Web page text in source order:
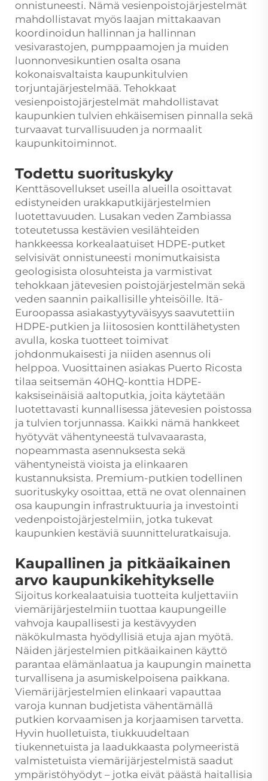
onnistuneesti. Nämä vesienpoistojärjestelmät
mahdollistavat myös laajan mittakaavan
koordinoidun hallinnan ja hallinnan
vesivarastojen, pumppaamojen ja muiden
luonnonvesikuntien osalta osana
kokonaisvaltaista kaupunkitulvien
torjuntajärjestelmää. Tehokkaat
vesienpoistojärjestelmät mahdollistavat
kaupunkien tulvien ehkäisemisen pinnalla sekä
turvaavat turvallisuuden ja normaalit
kaupunkitoiminnot.
Todettu suorituskyky
Kenttäsovellukset useilla alueilla osoittavat
edistyneiden urakkaputkijärjestelmien
luotettavuuden. Lusakan veden Zambiassa
toteutetussa kestävien vesilähteiden
hankkeessa korkealaatuiset HDPE-putket
selvisivät onnistuneesti monimutkaisista
geologisista olosuhteista ja varmistivat
tehokkaan jätevesien poistojärjestelmän sekä
veden saannin paikallisille yhteisöille. Itä-
Euroopassa asiakastyytyväisyys saavutettiin
HDPE-putkien ja liitososien konttilähetysten
avulla, koska tuotteet toimivat
johdonmukaisesti ja niiden asennus oli
helppoa. Vuosittainen asiakas Puerto Ricosta
tilaa seitsemän 40HQ-konttia HDPE-
kaksiseinäisiä aaltoputkia, joita käytetään
luotettavasti kunnallisessa jätevesien poistossa
ja tulvien torjunnassa. Kaikki nämä hankkeet
hyötyvät vähentyneestä tulvavaarasta,
nopeammasta asennuksesta sekä
vähentyneistä vioista ja elinkaaren
kustannuksista. Premium-putkien todellinen
suorituskyky osoittaa, että ne ovat olennainen
osa kaupungin infrastruktuuria ja investointi
vedenpoistojärjestelmiin, jotka tukevat
kaupunkien kestäviä suunnitteluratkaisuja.
Kaupallinen ja pitkäaikainen
arvo kaupunkikehitykselle
Sijoitus korkealaatuisia tuotteita kuljettaviin
viemärijärjestelmiin tuottaa kaupungeille
vahvoja kaupallisesti ja kestävyyden
näkökulmasta hyödyllisiä etuja ajan myötä.
Näiden järjestelmien pitkäaikainen käyttö
parantaa elämänlaatua ja kaupungin mainetta
turvallisena ja asumiskelpoisena paikkana.
Viemärijärjestelmien elinkaari vapauttaa
varoja kunnan budjetista vähentämällä
putkien korvaamisen ja korjaamisen tarvetta.
Hyvin huolletuista, tiukkuudeltaan
tiukennetuista ja laadukkaasta polymeeristä
valmistetuista viemärijärjestelmistä saadut
ympäristöhyödyt – jotka eivät päästä haitallisia